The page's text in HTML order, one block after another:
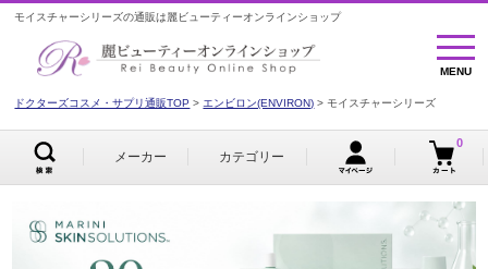
モイスチャーシリーズの通販は麗ビューティーオンラインショップ
MENU
MENU
ドクターズコスメ・サプリ通販TOP エンビロン(ENVIRON) モイスチャーシリーズ
メーカー カテゴリー
0